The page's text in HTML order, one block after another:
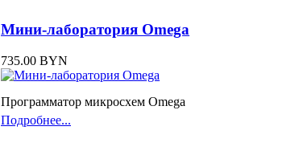
Мини-лаборатория Omega
735.00 BYN
Программатор микросхем Omega
Подробнее...